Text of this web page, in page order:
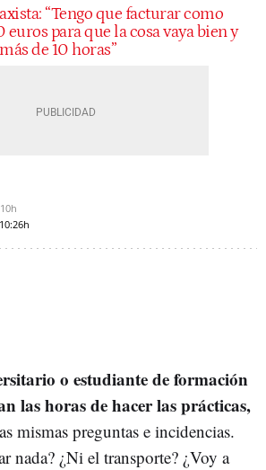
“Tengo que facturar como
para que la cosa vaya bien y
de 10 horas”
10:26h
o estudiante de formación
las horas de hacer las prácticas,
mismas preguntas e incidencias.
nada? ¿Ni el transporte? ¿Voy a